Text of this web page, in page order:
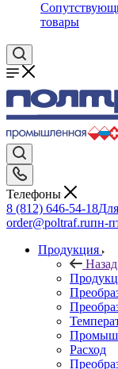
товары
Телефоны
8 (812) 646-54-18
order@poltraf.ruпн-
Продукция
Назад
Расход